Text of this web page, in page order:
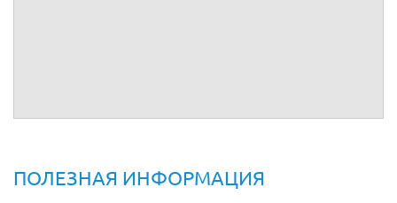
ПОЛЕЗНАЯ ИНФОРМАЦИЯ